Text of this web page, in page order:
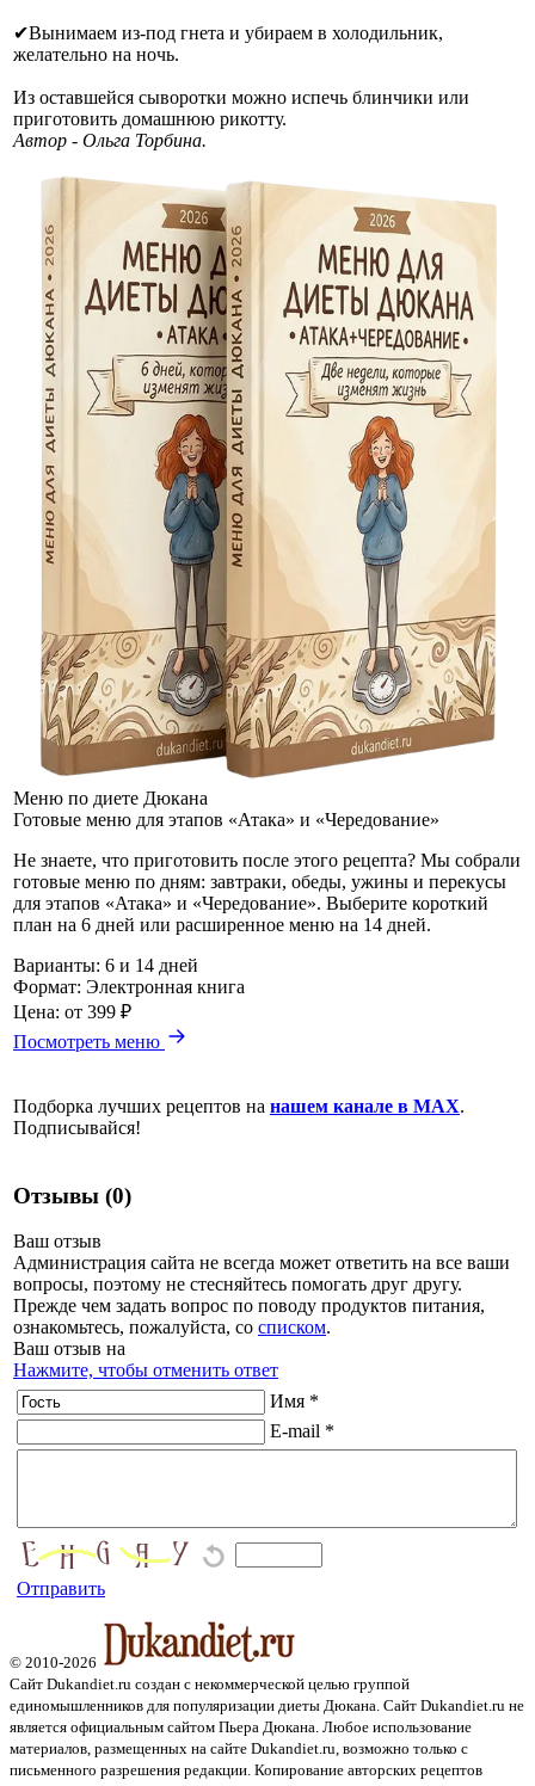
✔Вынимаем из-под гнета и убираем в холодильник,
желательно на ночь.
Из оставшейся сыворотки можно испечь блинчики или
приготовить домашнюю рикотту.
Автор - Ольга Торбина.
Меню по диете Дюкана
Готовые меню для этапов «Атака» и «Чередование»
Не знаете, что приготовить после этого рецепта? Мы собрали
готовые меню по дням: завтраки, обеды, ужины и перекусы
для этапов «Атака» и «Чередование». Выберите короткий
план на 6 дней или расширенное меню на 14 дней.
Варианты: 6 и 14 дней
Формат: Электронная книга
Цена: от 399 ₽
Посмотреть меню
Подборка лучших рецептов на нашем канале в MAX.
Подписывайся!
Отзывы (0)
Ваш отзыв
Администрация сайта не всегда может ответить на все ваши
вопросы, поэтому не стесняйтесь помогать друг другу.
Прежде чем задать вопрос по поводу продуктов питания,
ознакомьтесь, пожалуйста, со списком.
Ваш отзыв на
Нажмите, чтобы отменить ответ
Имя *
E-mail *
Отправить
© 2010-2026
Сайт Dukandiet.ru создан с некоммерческой целью группой
единомышленников для популяризации диеты Дюкана. Сайт Dukandiet.ru не
является официальным сайтом Пьера Дюкана. Любое использование
материалов, размещенных на сайте Dukandiet.ru, возможно только с
письменного разрешения редакции. Копирование авторских рецептов